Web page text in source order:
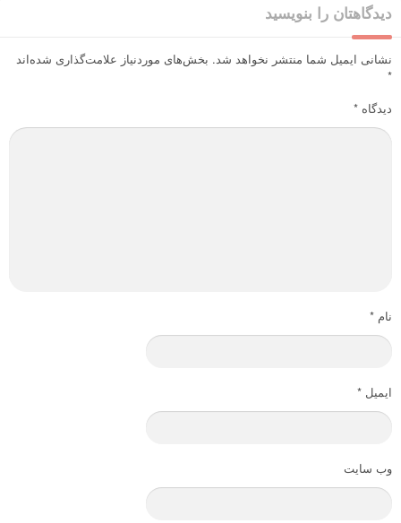
دیدگاهتان را بنویسید
نشانی ایمیل شما منتشر نخواهد شد. بخش‌های موردنیاز علامت‌گذاری شده‌اند
*
دیدگاه *
نام *
ایمیل *
وب‌ سایت